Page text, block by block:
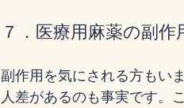
７．医療用麻薬の副作
副作用を気にされる方もい
人差があるのも事実です。